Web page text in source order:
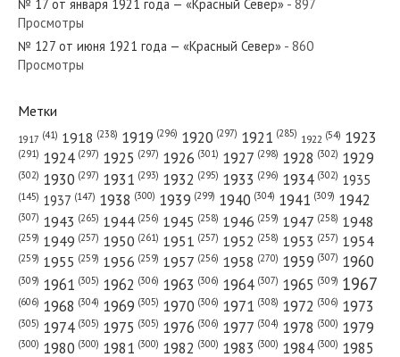
№ 9 от января 1921 года — «Красный Север»
№ 120 от июня 1955 года — «Красный Север»
№ 93 от апреля 1934 года — «Красный Север»
№ 17 от января 1921 года — «Красный Север» - 897
Просмотры
№ 127 от июня 1921 года — «Красный Север» - 860
Просмотры
Метки
1917 (41) 1918 (238) 1919 (296) 1920 (297) 1921 (285) 1922 (54) 1923
(291) 1924 (297) 1925 (297) 1926 (301) 1927 (298) 1928 (302) 1929
(302) 1930 (297) 1931 (293) 1932 (295) 1933 (296) 1934 (302) 1935
(145) 1937 (147) 1938 (300) 1939 (299) 1940 (304) 1941 (309) 1942
(307) 1943 (265) 1944 (256) 1945 (258) 1946 (259) 1947 (258) 1948
(259) 1949 (257) 1950 (261) 1951 (257) 1952 (258) 1953 (257) 1954
(259) 1955 (259) 1956 (259) 1957 (256) 1958 (270) 1959 (307) 1960
(309) 1961 (305) 1962 (306) 1963 (306) 1964 (307) 1965 (309) 1967
(606) 1968 (304) 1969 (305) 1970 (306) 1971 (308) 1972 (306) 1973
(305) 1974 (305) 1975 (305) 1976 (306) 1977 (304) 1978 (300) 1979
(300) 1980 (300) 1981 (300) 1982 (300) 1983 (300) 1984 (300) 1985